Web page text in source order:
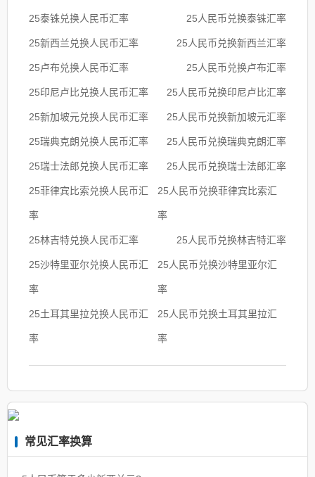
25泰铢兑换人民币汇率 25人民币兑换泰铢汇率
25新西兰兑换人民币汇率 25人民币兑换新西兰汇率
25卢布兑换人民币汇率 25人民币兑换卢布汇率
25印尼卢比兑换人民币汇率 25人民币兑换印尼卢比汇率
25新加坡元兑换人民币汇率 25人民币兑换新加坡元汇率
25瑞典克朗兑换人民币汇率 25人民币兑换瑞典克朗汇率
25瑞士法郎兑换人民币汇率 25人民币兑换瑞士法郎汇率
25菲律宾比索兑换人民币汇
率
25人民币兑换菲律宾比索汇
率
25林吉特兑换人民币汇率 25人民币兑换林吉特汇率
25沙特里亚尔兑换人民币汇
率
25人民币兑换沙特里亚尔汇
率
25土耳其里拉兑换人民币汇
率
25人民币兑换土耳其里拉汇
率
常见汇率换算